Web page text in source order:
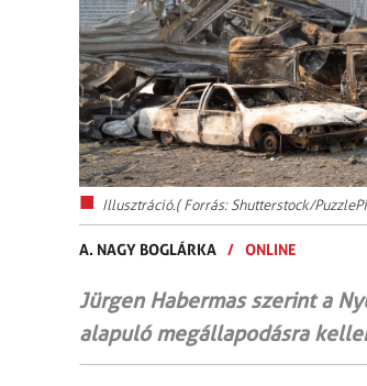
Illusztráció.( Forrás: Shutterstock/
A. NAGY BOGLÁRKA / ONLINE
Jürgen Habermas szerint a
alapuló megállapodásra